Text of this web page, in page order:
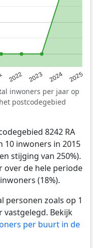
2022 2023 2024 2025
inwoners per jaar op
postcodegebied
8242 RA
10 inwoners in 2015
stijging van 250%).
over de hele periode
(18%).
personen zoals op 1
Bekijk
per buurt in de